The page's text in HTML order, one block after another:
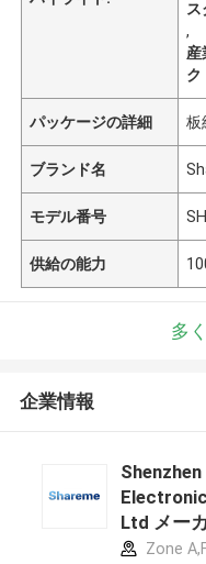
,
産
ク
パッケージの詳細 板
ブランド名
モデル番号
供給の能力
多
企業情報
Ltd メー
Zone